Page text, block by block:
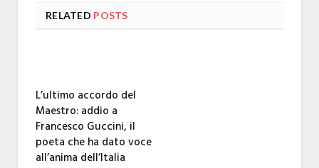
RELATED POSTS
L’ultimo accordo del
Maestro: addio a
Francesco Guccini, il
poeta che ha dato voce
all’anima dell’Italia